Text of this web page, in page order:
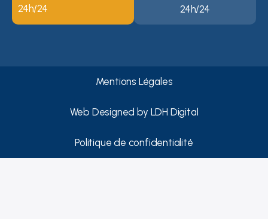
24h/24
24h/24
Mentions Légales
Web Designed by LDH Digital
Politique de confidentialité